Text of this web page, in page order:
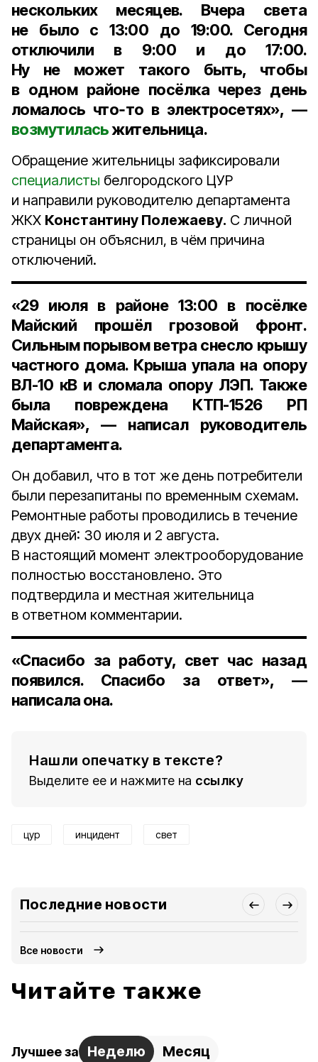
нескольких месяцев. Вчера света
не было с 13:00 до 19:00. Сегодня
отключили в 9:00 и до 17:00.
Ну не может такого быть, чтобы
в одном районе посёлка через день
ломалось что‑то в электросетях», —
возмутиласьжительница.
Обращение жительницы зафиксировали
специалисты белгородского ЦУР
и направили руководителю департамента
ЖКХ Константину Полежаеву. С личной
страницы он объяснил, в чём причина
отключений.
«29 июля в районе 13:00 в посёлке
Майский прошёл грозовой фронт.
Сильным порывом ветра снесло крышу
частного дома. Крыша упала на опору
ВЛ-10 кВ и сломала опору ЛЭП. Также
была повреждена КТП-1526 РП
Майская», — написал руководитель
департамента.
Он добавил, что в тот же день потребители
были перезапитаны по временным схемам.
Ремонтные работы проводились в течение
двух дней: 30 июля и 2 августа.
В настоящий момент электрооборудование
полностью восстановлено. Это
подтвердила и местная жительница
в ответном комментарии.
«Спасибо за работу, свет час назад
появился. Спасибо за ответ», —
написала она.
Нашли опечатку в тексте?
Выделите ее и нажмите на ссылку
цур инцидент свет
Последние новости
Все новости
Читайте также
Лучшее за Неделю Месяц